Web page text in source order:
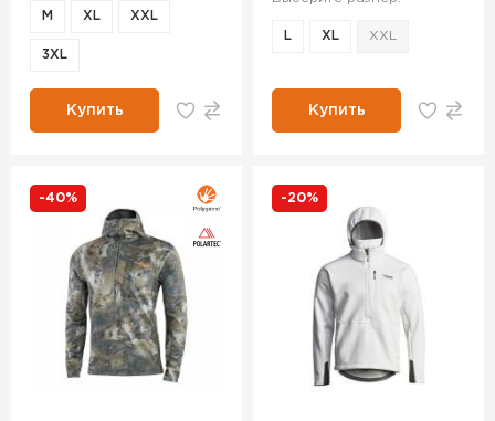
M XL XXL
3XL
Купить
L XL XXL
Купить
-40% -20%